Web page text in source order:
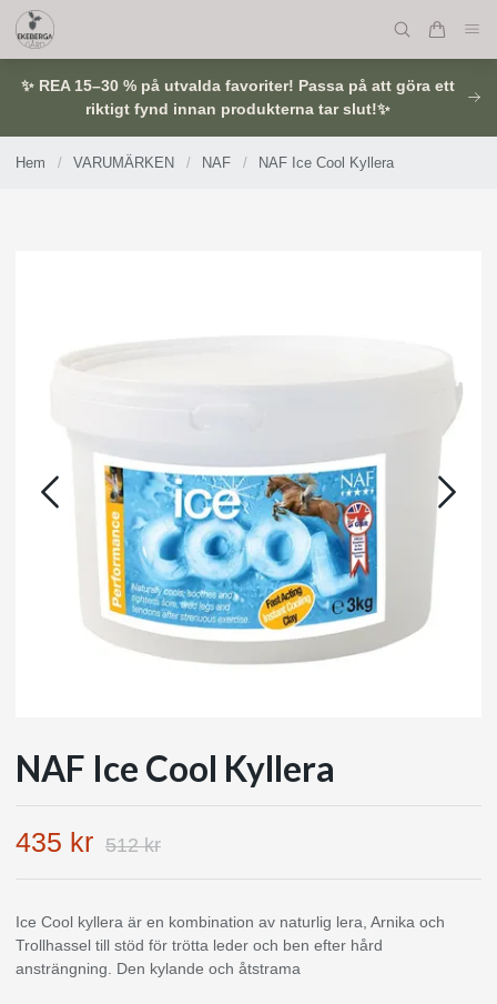
✨ REA 15–30 % på utvalda favoriter! Passa på att göra ett
riktigt fynd innan produkterna tar slut!✨
Hem / VARUMÄRKEN / NAF / NAF Ice Cool Kyllera
NAF Ice Cool Kyllera
435 kr 512 kr
Ice Cool kyllera är en kombination av naturlig lera, Arnika och
Trollhassel till stöd för trötta leder och ben efter hård
ansträngning. Den kylande och åtstrama